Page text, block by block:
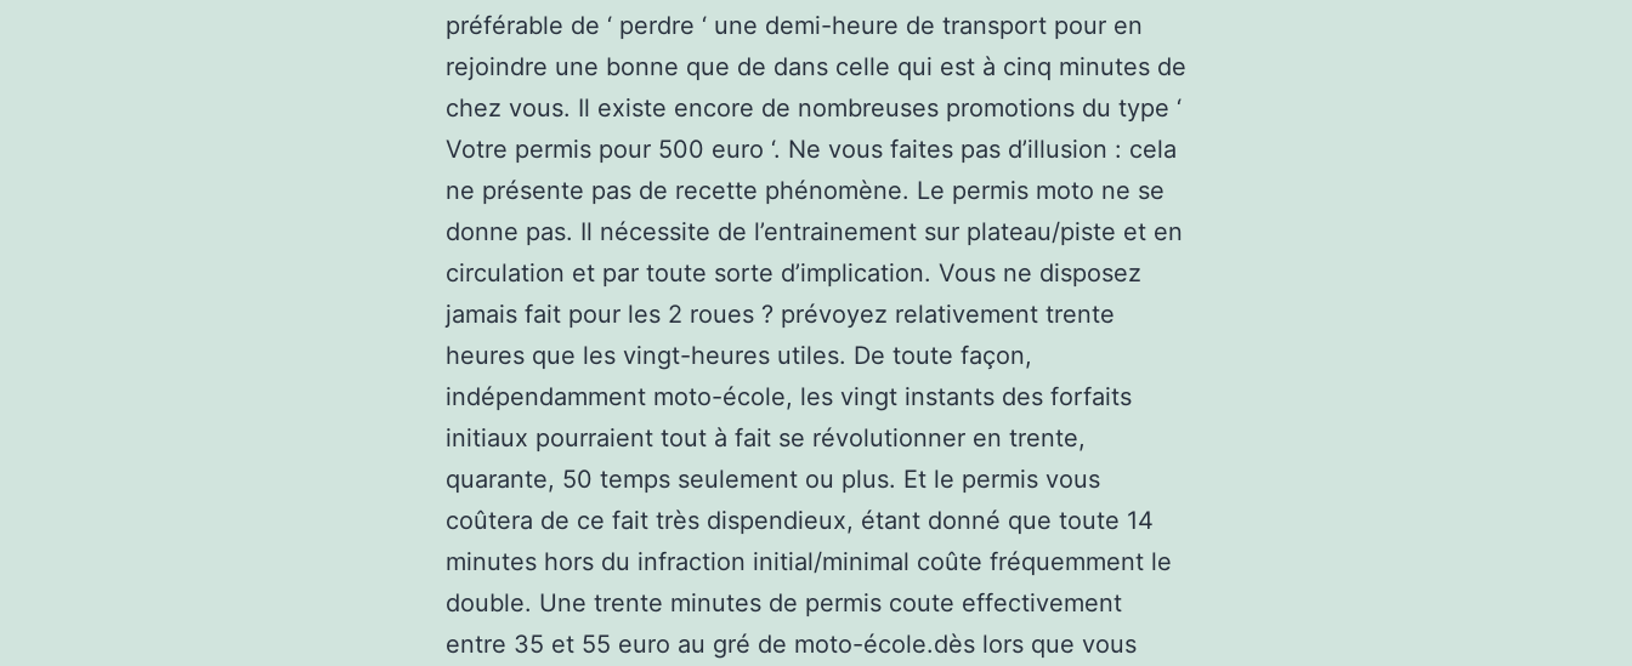
préférable de ‘ perdre ‘ une demi-heure de transport pour en
rejoindre une bonne que de dans celle qui est à cinq minutes de
chez vous. Il existe encore de nombreuses promotions du type ‘
Votre permis pour 500 euro ‘. Ne vous faites pas d’illusion : cela
ne présente pas de recette phénomène. Le permis moto ne se
donne pas. Il nécessite de l’entrainement sur plateau/piste et en
circulation et par toute sorte d’implication. Vous ne disposez
jamais fait pour les 2 roues ? prévoyez relativement trente
heures que les vingt-heures utiles. De toute façon,
indépendamment moto-école, les vingt instants des forfaits
initiaux pourraient tout à fait se révolutionner en trente,
quarante, 50 temps seulement ou plus. Et le permis vous
coûtera de ce fait très dispendieux, étant donné que toute 14
minutes hors du infraction initial/minimal coûte fréquemment le
double. Une trente minutes de permis coute effectivement
entre 35 et 55 euro au gré de moto-école.dès lors que vous